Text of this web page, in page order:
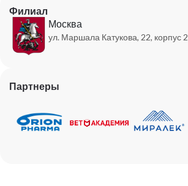
Филиал
Москва
ул. Маршала Катукова, 22, корпус 2
Партнеры